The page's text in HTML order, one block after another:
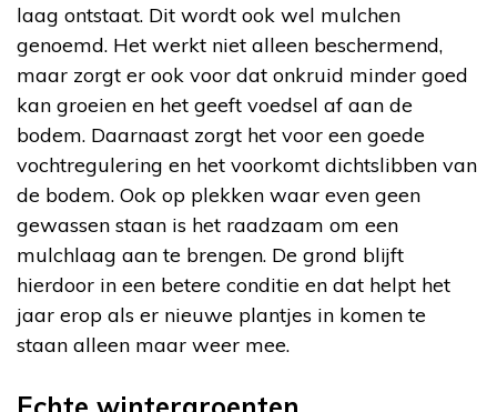
laag ontstaat. Dit wordt ook wel mulchen
genoemd. Het werkt niet alleen beschermend,
maar zorgt er ook voor dat onkruid minder goed
kan groeien en het geeft voedsel af aan de
bodem. Daarnaast zorgt het voor een goede
vochtregulering en het voorkomt dichtslibben van
de bodem. Ook op plekken waar even geen
gewassen staan is het raadzaam om een
mulchlaag aan te brengen. De grond blijft
hierdoor in een betere conditie en dat helpt het
jaar erop als er nieuwe plantjes in komen te
staan alleen maar weer mee.